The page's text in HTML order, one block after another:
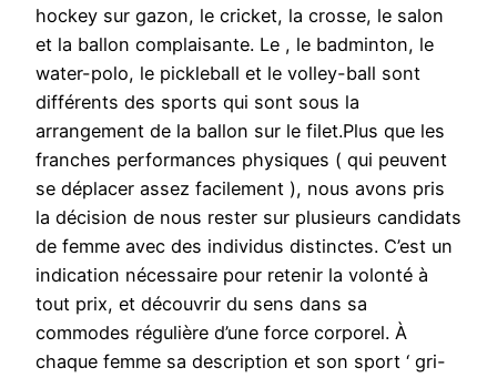
hockey sur gazon, le cricket, la crosse, le salon
et la ballon complaisante. Le , le badminton, le
water-polo, le pickleball et le volley-ball sont
différents des sports qui sont sous la
arrangement de la ballon sur le filet.Plus que les
franches performances physiques ( qui peuvent
se déplacer assez facilement ), nous avons pris
la décision de nous rester sur plusieurs candidats
de femme avec des individus distinctes. C’est un
indication nécessaire pour retenir la volonté à
tout prix, et découvrir du sens dans sa
commodes régulière d’une force corporel. À
chaque femme sa description et son sport ‘ gri-